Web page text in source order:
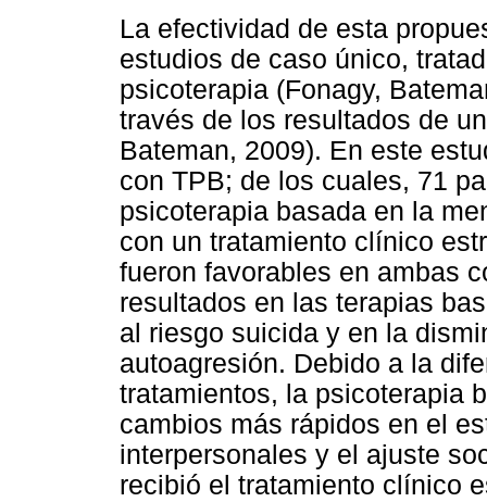
La efectividad de esta
estudios de caso único,
psicoterapia (Fonagy,
través de los resultados de
Bateman, 2009). En este
con TPB; de los cuales, 71
psicoterapia basada en la
con un tratamiento clínico
fueron favorables en ambas
resultados en las terapias
al riesgo suicida y en la
autoagresión. Debido a la
tratamientos, la psicoterapia
cambios más rápidos en el
interpersonales y el ajuste
recibió el tratamiento clínico